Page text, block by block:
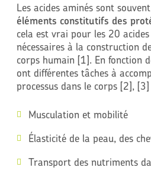
Les acides aminés sont
éléments constitutifs des
cela est vrai pour les 20
nécessaires à la construction
corps humain [1]. En fonction
ont différentes tâches à
processus dans le corps [2], [3]
Musculation et mobilité
Élasticité de la peau, des
Transport des nutriments